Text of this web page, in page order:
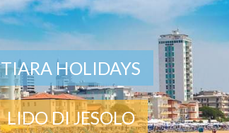
TIARA HOLIDAYS
LIDO DI JESOLO